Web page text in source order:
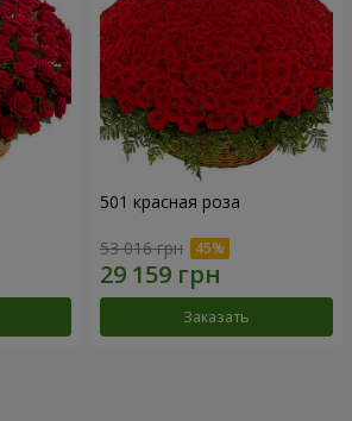
501 красная роза
53 016 грн
Заказать